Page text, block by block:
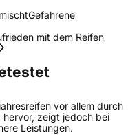
Gefahrene
mit dem Reifen
vor allem durch
hervor, zeigt jedoch bei
Leistungen.